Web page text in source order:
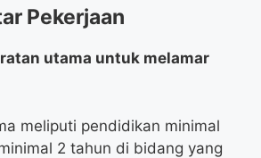
Pekerjaan
utama untuk melamar
meliputi pendidikan minimal
2 tahun di bidang yang